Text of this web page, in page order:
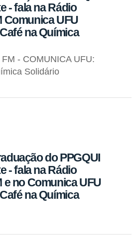
- fala na Rádio
Comunica UFU
na Química
- COMUNICA UFU:
Solidário
do PPGQUI
- fala na Rádio
e no Comunica UFU
na Química